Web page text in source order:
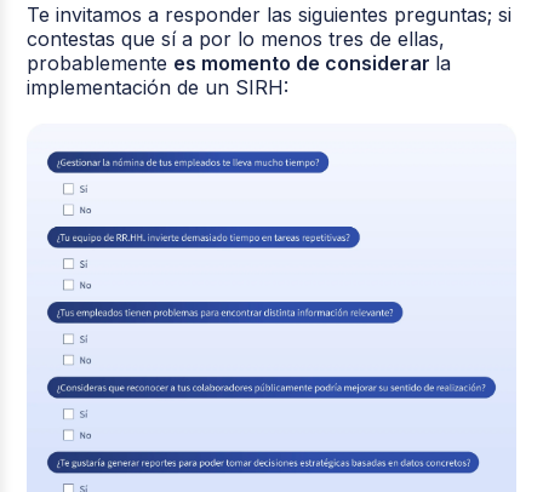
Te invitamos a responder las siguientes preguntas; si
contestas que sí a por lo menos tres de ellas,
probablemente es momento de considerar la
implementación de un SIRH: